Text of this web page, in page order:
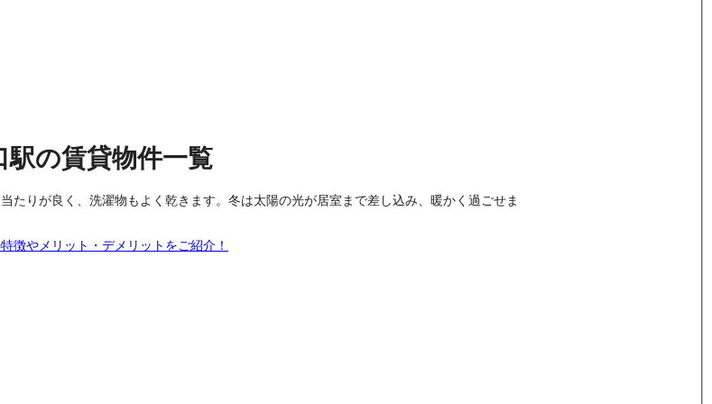
駅の賃貸物件一覧
たりが良く、洗濯物もよく乾きます。冬は太陽の光が居室まで差し込み、暖かく過ごせま
徴やメリット・デメリットをご紹介！